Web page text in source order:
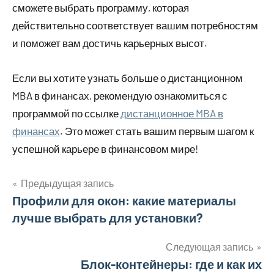
сможете выбрать программу, которая
действительно соответствует вашим потребностям
и поможет вам достичь карьерных высот.
Если вы хотите узнать больше о дистанционном
MBA в финансах, рекомендую ознакомиться с
программой по ссылке дистанционное MBA в
финансах. Это может стать вашим первым шагом к
успешной карьере в финансовом мире!
Навигация
по
Предыдущая запись
Профили для окон: какие материалы
лучше выбрать для установки?
Следующая запись
Блок-контейнеры: где и как их